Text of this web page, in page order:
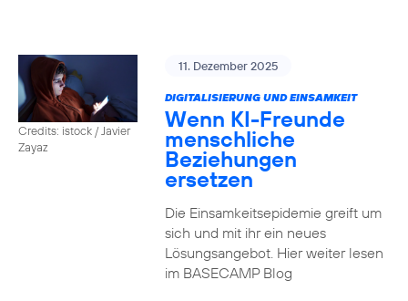
Credits: istock / Javier
Zayaz
11. Dezember 2025
DIGITALISIERUNG UND EINSAMKEIT
Wenn KI-Freunde
menschliche
Beziehungen
ersetzen
Die Einsamkeitsepidemie greift um
sich und mit ihr ein neues
Lösungsangebot. Hier weiter lesen
im BASECAMP Blog